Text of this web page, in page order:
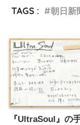
TAGS :
朝日新
『UltraSoul』の